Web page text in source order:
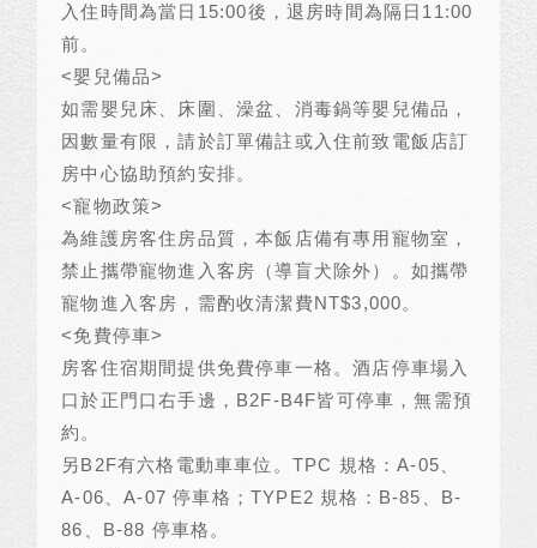
入住時間為當日 15:00後，退房時間為隔日 11:00
前。
<嬰兒備品>
如需嬰兒床、床圍、澡盆、消毒鍋等嬰兒備品，
因數量有限，請於訂單備註或入住前致電飯店訂
房中心協助預約安排。
<寵物政策>
為維護房客住房品質，本飯店備有專用寵物室，
禁止攜帶寵物進入客房（導盲犬除外）。如攜帶
寵物進入客房，需酌收清潔費NT$3,000。
<免費停車>
房客住宿期間提供免費停車一格。酒店停車場入
口於正門口右手邊， B2F-B4F皆可停車，無需預
約。
另B2F有六格電動車車位。 TPC 規格：A-05
A-06 、A-07停車格；TYPE2 規格： B-85
B-
86
B-88 停車格。